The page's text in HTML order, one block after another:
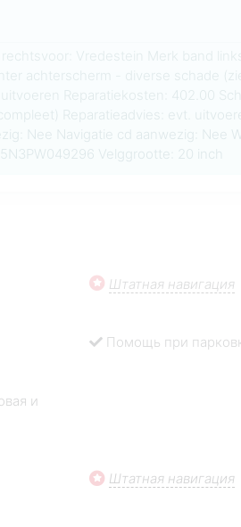
Vredestein Merk band
achterscherm - diverse schade
Reparatiekosten: 402.00
Reparatieadvies: evt.
Nee Navigatie cd aanwezig: Nee
Velggrootte: 20 inch
Штатная навигация
Помощь при
и
Штатная навигация